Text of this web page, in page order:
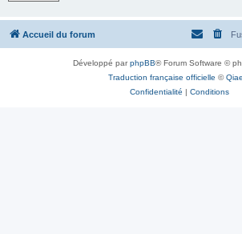
Accueil du forum
Développé parphpBB® Forum Software ©
Traduction française officielle ©
Confidentialité | Conditions